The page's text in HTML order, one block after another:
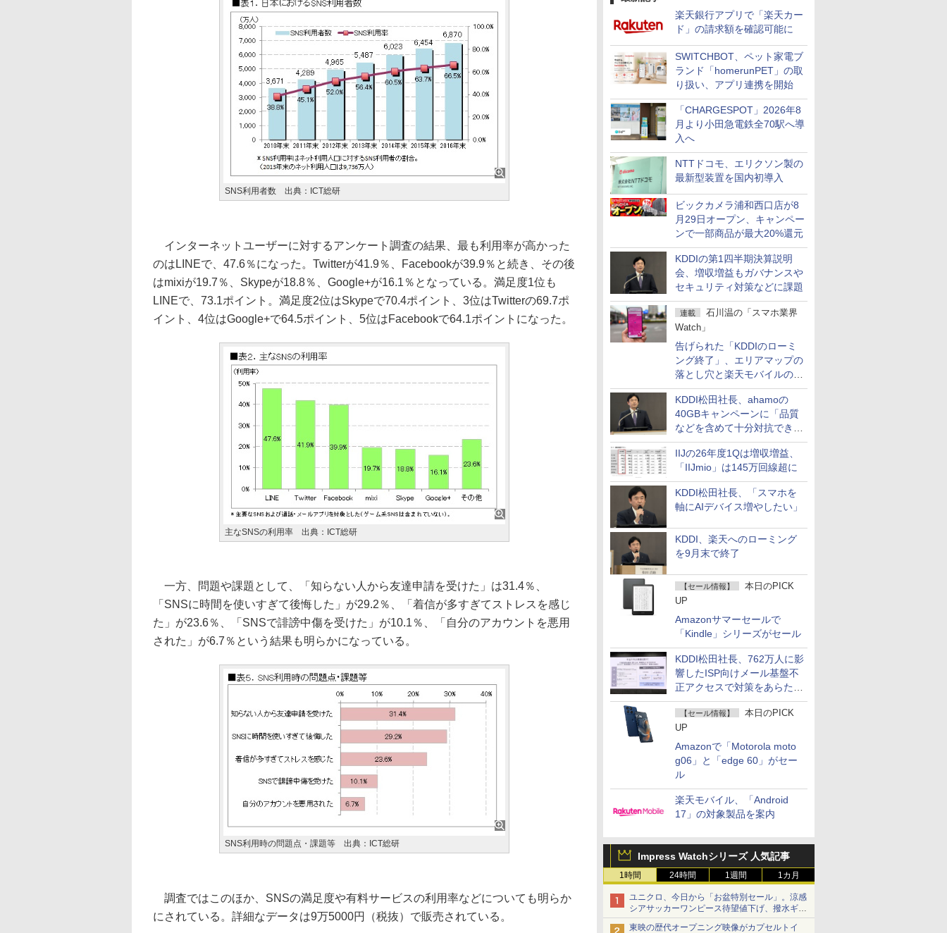
楽天銀行アプリで「楽天カー
ド」の請求額を確認可能に
SWITCHBOT、ペット家電ブ
ランド「homerunPET」の取
り扱い、アプリ連携を開始
「CHARGESPOT」2026年8
月より小田急電鉄全70駅へ導
入へ
NTTドコモ、エリクソン製の
最新型装置を国内初導入
ビックカメラ浦和西口店が8
月29日オープン、キャンペー
ンで一部商品が最大20%還元
KDDIの第1四半期決算説明
会、増収増益もガバナンスや
セキュリティ対策などに課題
連載
石川温の「スマホ業界
Watch」
告げられた「KDDIのローミ
ング終了」、エリアマップの
落とし穴と楽天モバイルの課
題
KDDI松田社長、ahamoの
40GBキャンペーンに「品質
などを含めて十分対抗でき
る」
IIJの26年度1Qは増収増益、
「IIJmio」は145万回線超に
KDDI松田社長、「スマホを
軸にAIデバイス増やしたい」
KDDI、楽天へのローミング
を9月末で終了
【セール情報】
本日のPICK
UP
Amazonサマーセールで
「Kindle」シリーズがセール
KDDI松田社長、762万人に影
響したISP向けメール基盤不
正アクセスで対策をあらため
て説明
【セール情報】
本日のPICK
UP
Amazonで「Motorola moto
g06」と「edge 60」がセー
ル
楽天モバイル、「Android
17」の対象製品を案内
Impress Watchシリーズ 人気記事
1時間 24時間 1週間 1カ月
ユニクロ、今日から「お盆特別セール」。涼感
シアサッカーワンピース待望値下げ、撥水ギア
ショーツは1990円に
東映の歴代オープニング映像がカプセルトイ
SNS利用者数 出典：ICT総研
インターネットユーザーに対するアンケート調査の結果、最も利用率が高かった
のはLINEで、47.6％になった。Twitterが41.9％、Facebookが39.9％と続き、その後
はmixiが19.7％、Skypeが18.8％、Google+が16.1％となっている。満足度1位も
LINEで、73.1ポイント。満足度2位はSkypeで70.4ポイント、3位はTwitterの69.7ポ
イント、4位はGoogle+で64.5ポイント、5位はFacebookで64.1ポイントになった。
主なSNSの利用率 出典：ICT総研
一方、問題や課題として、「知らない人から友達申請を受けた」は31.4％、
「SNSに時間を使いすぎて後悔した」が29.2％、「着信が多すぎてストレスを感じ
た」が23.6％、「SNSで誹謗中傷を受けた」が10.1％、「自分のアカウントを悪用
された」が6.7％という結果も明らかになっている。
SNS利用時の問題点・課題等 出典：ICT総研
調査ではこのほか、SNSの満足度や有料サービスの利用率などについても明らか
にされている。詳細なデータは9万5000円（税抜）で販売されている。